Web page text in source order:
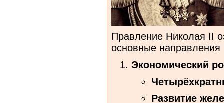
Правление Николая II
основные направления
Экономический
Развитие